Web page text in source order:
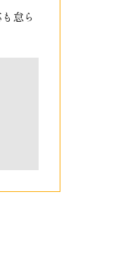
怠ら